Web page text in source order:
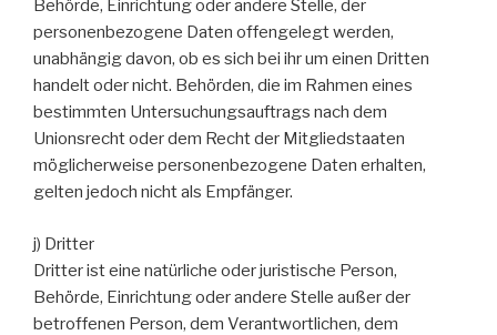
Behörde, Einrichtung oder andere Stelle, der
personenbezogene Daten offengelegt werden,
unabhängig davon, ob es sich bei ihr um einen Dritten
handelt oder nicht. Behörden, die im Rahmen eines
bestimmten Untersuchungsauftrags nach dem
Unionsrecht oder dem Recht der Mitgliedstaaten
möglicherweise personenbezogene Daten erhalten,
gelten jedoch nicht als Empfänger.
j) Dritter
Dritter ist eine natürliche oder juristische Person,
Behörde, Einrichtung oder andere Stelle außer der
betroffenen Person, dem Verantwortlichen, dem